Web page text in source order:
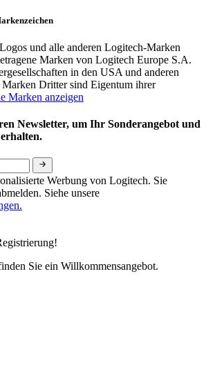
und alle anderen Logitech-Marken
Marken von Logitech Europe S.A.
in den USA und anderen
Dritter sind Eigentum ihrer
Marken anzeigen
Newsletter, um Ihr Sonderangebot und
Werbung von Logitech. Sie
Siehe unsere
Sie ein Willkommensangebot.